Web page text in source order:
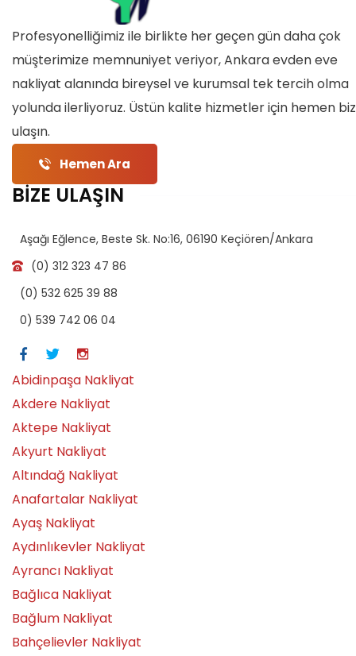
Profesyonelliğimiz ile birlikte her geçen gün daha çok
müşterimize memnuniyet veriyor, Ankara evden eve
nakliyat alanında bireysel ve kurumsal tek tercih olma
yolunda ilerliyoruz. Üstün kalite hizmetler için hemen
ulaşın.
Hemen Ara
BİZE ULAŞIN
Aşağı Eğlence, Beste Sk. No:16, 06190 Keçiören/Ankara
(0) 312 323 47 86
(0) 532 625 39 88
0) 539 742 06 04
Abidinpaşa Nakliyat
Akdere Nakliyat
Aktepe Nakliyat
Akyurt Nakliyat
Altındağ Nakliyat
Anafartalar Nakliyat
Ayaş Nakliyat
Aydınlıkevler Nakliyat
Ayrancı Nakliyat
Bağlıca Nakliyat
Bağlum Nakliyat
Bahçelievler Nakliyat